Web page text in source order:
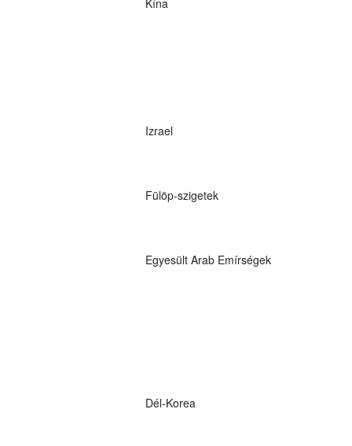
Izrael
Fülöp-szigetek
Egyesült Arab Emírségek
Dél-Korea